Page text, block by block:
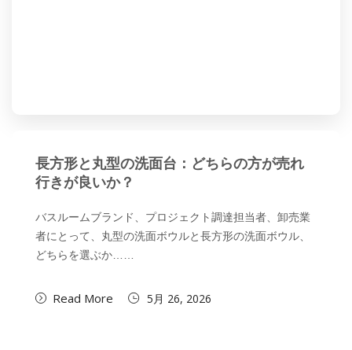
長方形と丸型の洗面台：どちらの方が売れ
行きが良いか？
バスルームブランド、プロジェクト調達担当者、卸売業
者にとって、丸型の洗面ボウルと長方形の洗面ボウル、
どちらを選ぶか……
Read More 5月 26, 2026